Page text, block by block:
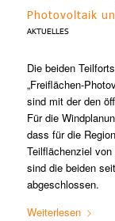
Photovoltaik
AKTUELLES
Die beiden
„Freiflächen-
sind mit der den
Für die
dass für die
Teilflächenziel
sind die beiden
abgeschlossen.
Weiterlesen